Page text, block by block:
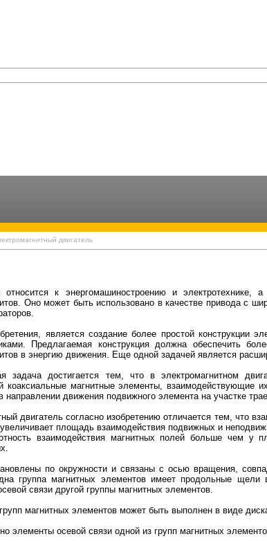
двигатель
относится к энергомашиностроению и
Оно может быть использовано в качестве привода с
является создание более простой конструкции
Предлагаемая конструкция должна обеспечить
в энергию движения. Еще одной задачей является
задача достигается тем, что в электромагнитном
коаксиальные магнитные элементы, взаимодействующие
направлении движения подвижного элемента на участке
двигатель согласно изобретению отличается тем, что
площадь взаимодействия подвижных и
взаимодействия магнитных полей больше чем у
по окружности и связаны с осью вращения,
группа магнитных элементов имеет продольные
связи другой группы магнитных элементов.
магнитных элементов может быть выполнен в виде
элементы осевой связи одной из групп магнитных